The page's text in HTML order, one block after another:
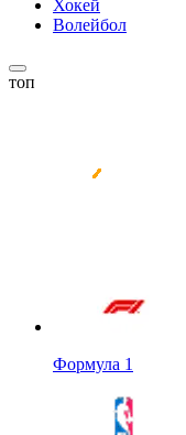
Хокей
Волейбол
топ
Формула 1